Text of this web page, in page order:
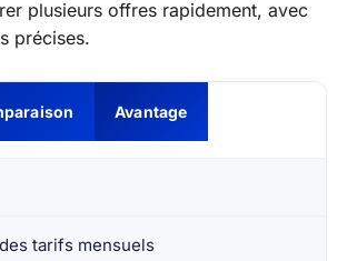
plusieurs offres rapidement, avec
précises.
Avantage
tarifs mensuels